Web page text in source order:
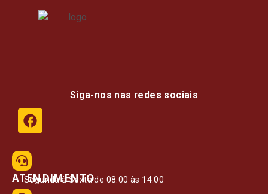
Siga-nos nas redes sociais
ATENDIMENTO
Segunda à Sexta de 08:00 às 14:00